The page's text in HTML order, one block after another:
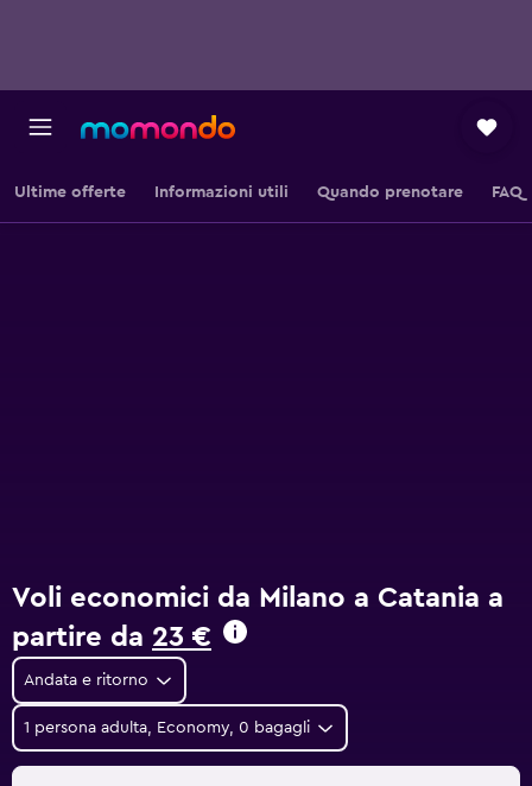
Ultime offerte Informazioni utili Quando prenotare FAQ
Voli economici da Milano a Catania a
partire da 23 €
Andata e ritorno
1 persona adulta, Economy, 0 bagagli